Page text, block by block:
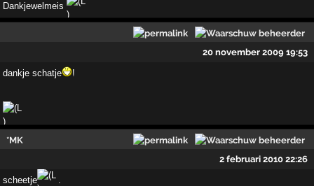
Dankjewelmeis
20 november 2009 19:53
dankje schatje !
*MK
2 februari 2010 22:26
scheetje
.